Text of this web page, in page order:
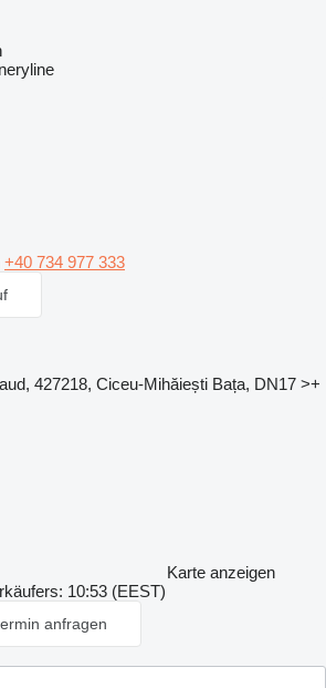
+40 734 977 333
427218, Ciceu-Mihăiești Bața, DN17 >+
Karte anzeigen
10:53 (EEST)
anfragen